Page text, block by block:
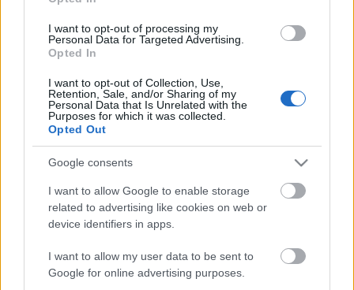
I want to opt-out of processing my
Personal Data for Targeted Advertising.
Opted In
I want to opt-out of Collection, Use,
Retention, Sale, and/or Sharing of my
Personal Data that Is Unrelated with the
Purposes for which it was collected.
Opted Out
Google consents
I want to allow Google to enable storage
related to advertising like cookies on web or
device identifiers in apps.
I want to allow my user data to be sent to
Google for online advertising purposes.
bolygónk egy év alatt képes megújítani. Ettől a naptól kezdve
ökológiai értelemben már „hitelből élünk” – hívta fel a figyelmet
közleményében a WWF Magyarország.
Helyi hírek
Beindult az őszibarackszezon,
szeptemberig élvezhetjük
HIRDETÉS